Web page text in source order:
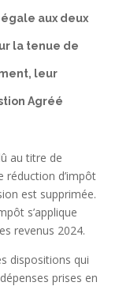
aux deux
la tenue de
leur
Agréé
au titre de
réduction d’impôt
est supprimée.
s’applique
revenus 2024.
dispositions qui
prises en